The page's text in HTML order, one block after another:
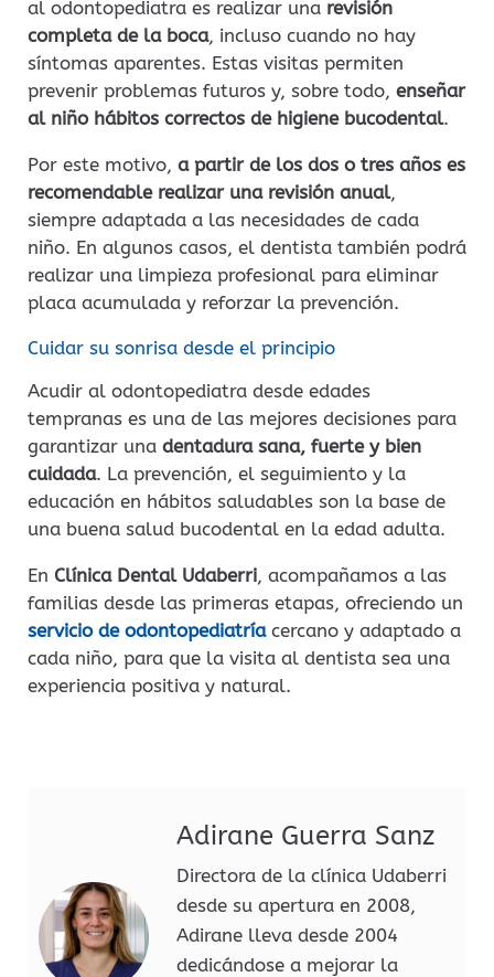
al odontopediatra es realizar una revisión
completa de la boca, incluso cuando no hay
síntomas aparentes. Estas visitas permiten
prevenir problemas futuros y, sobre todo, enseñar
al niño hábitos correctos de higiene bucodental.
Por este motivo, a partir de los dos o tres años es
recomendable realizar una revisión anual,
siempre adaptada a las necesidades de cada
niño. En algunos casos, el dentista también podrá
realizar una limpieza profesional para eliminar
placa acumulada y reforzar la prevención.
Cuidar su sonrisa desde el principio
Acudir al odontopediatra desde edades
tempranas es una de las mejores decisiones para
garantizar una dentadura sana, fuerte y bien
cuidada. La prevención, el seguimiento y la
educación en hábitos saludables son la base de
una buena salud bucodental en la edad adulta.
En Clínica Dental Udaberri, acompañamos a las
familias desde las primeras etapas, ofreciendo un
servicio de odontopediatríacercano y adaptado a
cada niño, para que la visita al dentista sea una
experiencia positiva y natural.
Adirane Guerra Sanz
Directora de la clínica Udaberri
desde su apertura en 2008,
Adirane lleva desde 2004
dedicándose a mejorar la